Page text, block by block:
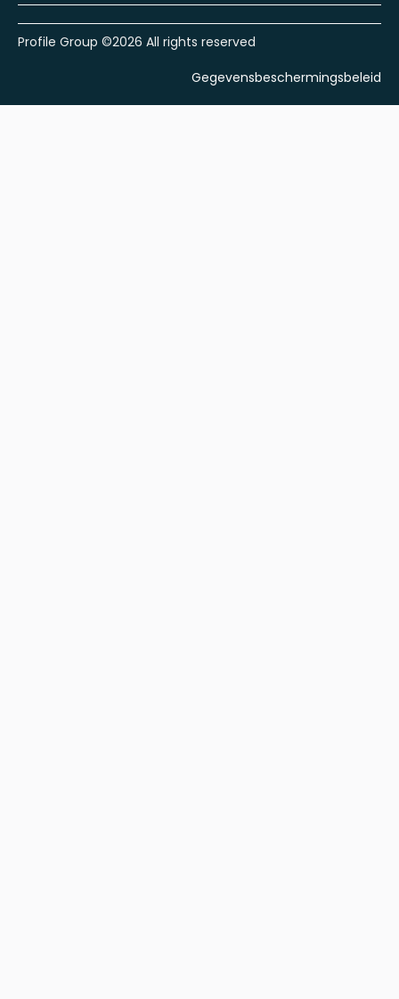
Profile Group ©2026 All rights reserved
Gegevensbeschermingsbeleid